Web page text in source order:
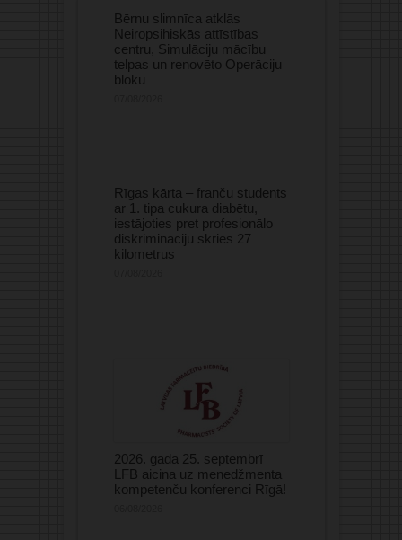
Bērnu slimnīca atklās
Neiropsihiskās attīstības
centru, Simulāciju mācību
telpas un renovēto Operāciju
bloku
Rīgas kārta – franču students
ar 1. tipa cukura diabētu,
iestājoties pret profesionālo
diskrimināciju skries 27
kilometrus
2026. gada 25. septembrī
LFB aicina uz menedžmenta
kompetenču konferenci Rīgā!